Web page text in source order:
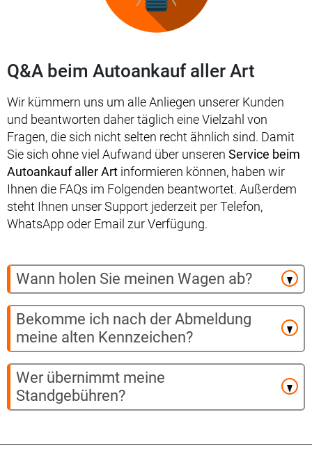
Q&A beim Autoankauf aller Art
Wir kümmern uns um alle Anliegen unserer Kunden
und beantworten daher täglich eine Vielzahl von
Fragen, die sich nicht selten recht ähnlich sind. Damit
Sie sich ohne viel Aufwand über unseren Service beim
Autoankauf aller Art informieren können, haben wir
Ihnen die FAQs im Folgenden beantwortet. Außerdem
steht Ihnen unser Support jederzeit per Telefon,
WhatsApp oder Email zur Verfügung.
Wann holen Sie meinen Wagen ab?
Bekomme ich nach der Abmeldung
meine alten Kennzeichen?
Wer übernimmt meine
Standgebühren?